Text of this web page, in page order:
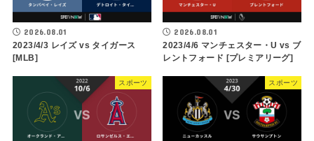
2026.08.01
2023/4/3 レイズ vs タイガース
[MLB]
2026.08.01
2023/4/6 マンチェスター・U vs ブ
レントフォード [プレミアリーグ]
スポーツ スポーツ